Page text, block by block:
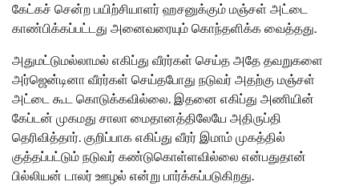
கேட்கச் சென்ற பயிற்சியாளர் ஹசனுக்கும் மஞ்சள் அட்டை
காண்பிக்கப்பட்டது அனைவரையும் கொந்தளிக்க வைத்தது.
அதுமட்டுமல்லாமல் எகிப்து வீரர்கள் செய்த அதே தவறுகளை
அர்ஜென்டினா வீரர்கள் செய்தபோது நடுவர் அதற்கு மஞ்சள்
அட்டை கூட கொடுக்கவில்லை. இதனை எகிப்து அணியின்
கேப்டன் முகமது சாலா மைதானத்திலேயே அதிருப்தி
தெரிவித்தார். குறிப்பாக எகிப்து வீரர் இமாம் முகத்தில்
குத்தப்பட்டும் நடுவர் கண்டுகொள்ளவில்லை என்பதுதான்
பில்லியன் டாலர் ஊழல் என்று பார்க்கப்படுகிறது.